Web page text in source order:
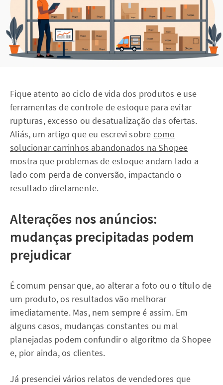
Fique atento ao ciclo de vida dos produtos e use
ferramentas de controle de estoque para evitar
rupturas, excesso ou desatualização das ofertas.
Aliás, um artigo que eu escrevi sobre como
solucionar carrinhos abandonados na Shopee
mostra que problemas de estoque andam lado a
lado com perda de conversão, impactando o
resultado diretamente.
Alterações nos anúncios:
mudanças precipitadas podem
prejudicar
É comum pensar que, ao alterar a foto ou o título de
um produto, os resultados vão melhorar
imediatamente. Mas, nem sempre é assim. Em
alguns casos, mudanças constantes ou mal
planejadas podem confundir o algoritmo da Shopee
e, pior ainda, os clientes.
Já presenciei vários relatos de vendedores que